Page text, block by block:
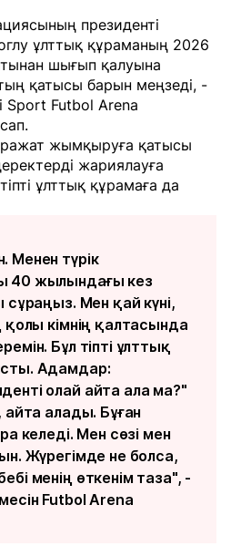
президенті
ұлттық құраманың 2026
шығып қалуына
қатысы барын меңзеді, -
Sport Futbol Arena
жымқыруға қатысы
жариялауға
ұлттық құрамаға да
түрік
40 жылындағы кез
сұраңыз. Мен қай күні,
қолы кімнің қалтасында
Бұл тіпті ұлттық
Адамдар:
олай айта ала ма?"
алады. Бұған
келеді. Мен сөзі мен
Жүрегімде не болса,
менің өткенім таза", -
Futbol Arena